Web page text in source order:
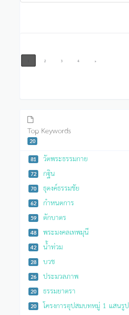
2 3 4 »
Top Keywords
20
81 วัดพระธรรมกาย
72 กฐิน
70 ธุดงค์ธรรมชัย
62 กำหนดการ
59 ตักบาตร
48 พระมงคลเทพมุนี
42 น้ำท่วม
28 บวช
26 ประมวลภาพ
20 ธรรมยาตรา
20 โครงการอุปสมบทหมู่ 1 แสนรูป